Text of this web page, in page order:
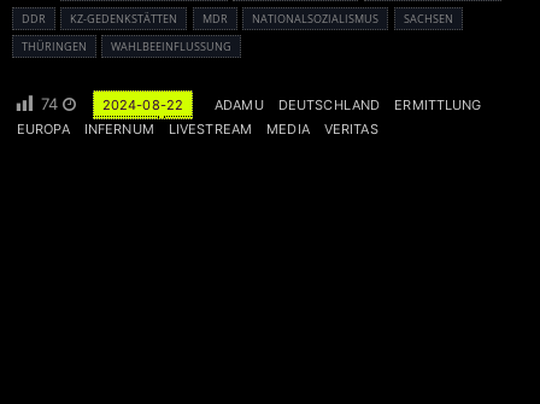
DDR
KZ-GEDENKSTÄTTEN MDR NATIONALSOZIALISMUS
SACHSEN
THÜRINGEN
WAHLBEEINFLUSSUNG
74 2024-08-22 ADAMU DEUTSCHLAND
ERMITTLUNG
EUROPA
INFERNUM LIVESTREAM MEDIA VERITAS